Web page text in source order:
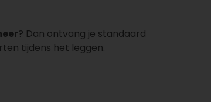
? Dan ontvang je standaard
tijdens het leggen.